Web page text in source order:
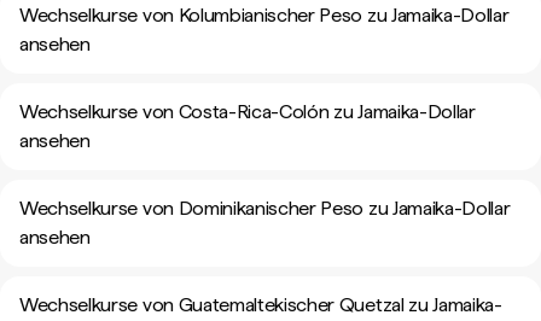
Wechselkurse von Kolumbianischer Peso zu Jamaika-Dollar
ansehen
Wechselkurse von Costa-Rica-Colón zu Jamaika-Dollar
ansehen
Wechselkurse von Dominikanischer Peso zu Jamaika-Dollar
ansehen
Wechselkurse von Guatemaltekischer Quetzal zu Jamaika-